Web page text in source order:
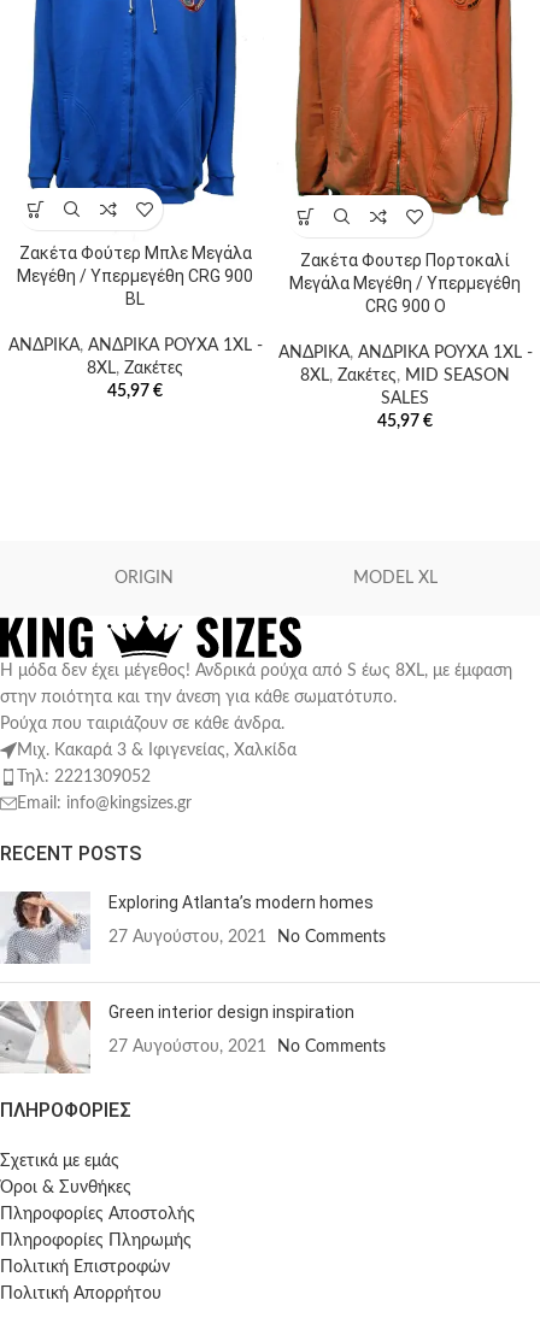
Ζακέτα Φούτερ Μπλε Μεγάλα
Μεγέθη / Υπερμεγέθη CRG 900
BL
ΑΝΔΡΙΚΑ, ΑΝΔΡΙΚΑ ΡΟΥΧΑ 1XL -
8XL, Ζακέτες
45,97 €
Ζακέτα Φουτερ Πορτοκαλί
Μεγάλα Μεγέθη / Υπερμεγέθη
CRG 900 O
ΑΝΔΡΙΚΑ, ΑΝΔΡΙΚΑ ΡΟΥΧΑ 1XL -
8XL, Ζακέτες, MID SEASON
SALES
45,97 €
ORIGIN MODEL XL
Η μόδα δεν έχει μέγεθος! Ανδρικά ρούχα από S έως 8XL, με έμφαση
στην ποιότητα και την άνεση για κάθε σωματότυπο.
Ρούχα που ταιριάζουν σε κάθε άνδρα.
Μιχ. Κακαρά 3 & Ιφιγενείας, Χαλκίδα
Τηλ: 2221309052
Email: info@kingsizes.gr
RECENT POSTS
Exploring Atlanta’s modern homes
27 Αυγούστου, 2021 No Comments
Green interior design inspiration
27 Αυγούστου, 2021 No Comments
ΠΛΗΡΟΦΟΡΙΕΣ
Σχετικά με εμάς
Όροι & Συνθήκες
Πληροφορίες Αποστολής
Πληροφορίες Πληρωμής
Πολιτική Επιστροφών
Πολιτική Απορρήτου